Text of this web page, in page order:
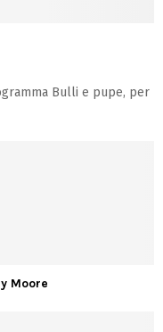
Bulli e pupe, per
Moore